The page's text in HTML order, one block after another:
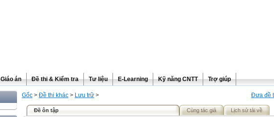
Giáo án Đề thi & Kiểm tra Tư liệu E-Learning Kỹ năng CNTT Trợ giúp
Đưa đề
Gốc > Đề thi khác > Lưu trữ >
Đề ôn tập Cùng tác giả Lịch sử tải về